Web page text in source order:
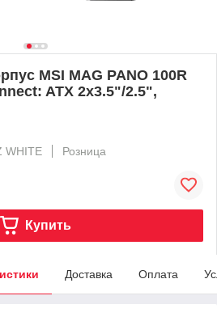
MSI MAG PANO 100R
ATX 2x3.5"/2.5",
WHITE
Розница
Купить
Доставка Оплата